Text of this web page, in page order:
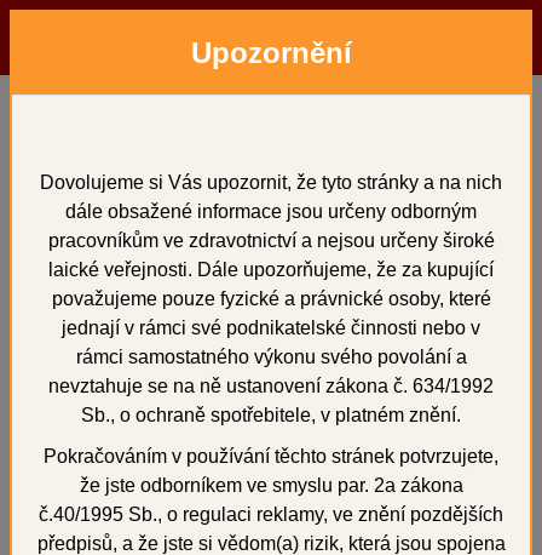
Hledat Přihlásit
Stodent III, světle zelená
s vůní manga, 4x 5 kg
Novinka
Upozornění
Dovolujeme si Vás upozornit, že tyto stránky a na nich
dále obsažené informace jsou určeny odborným
pracovníkům ve zdravotnictví a nejsou určeny široké
laické veřejnosti. Dále upozorňujeme, že za kupující
považujeme pouze fyzické a právnické osoby, které
jednají v rámci své podnikatelské činnosti nebo v
rámci samostatného výkonu svého povolání a
nevztahuje se na ně ustanovení zákona č. 634/1992
Sb., o ochraně spotřebitele, v platném znění.
Pokračováním v používání těchto stránek potvrzujete,
že jste odborníkem ve smyslu par. 2a zákona
č.40/1995 Sb., o regulaci reklamy, ve znění pozdějších
předpisů, a že jste si vědom(a) rizik, která jsou spojena